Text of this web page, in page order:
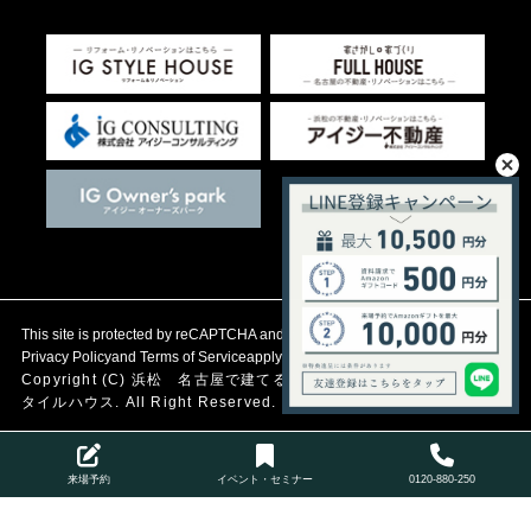
This site is protected by reCAPTCHA and the Google
Privacy Policyand Terms of Serviceapply.
Copyright (C) 浜松 名古屋で建てる自然素材の注文住宅アイジース
タイルハウス. All Right Reserved.
来場予約 イベント・セミナー 0120-880-250